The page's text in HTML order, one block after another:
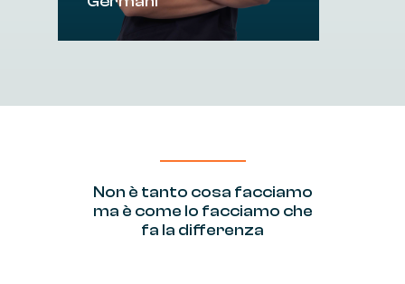
Non è tanto cosa facciamo
ma è come lo facciamo che
fa la differenza